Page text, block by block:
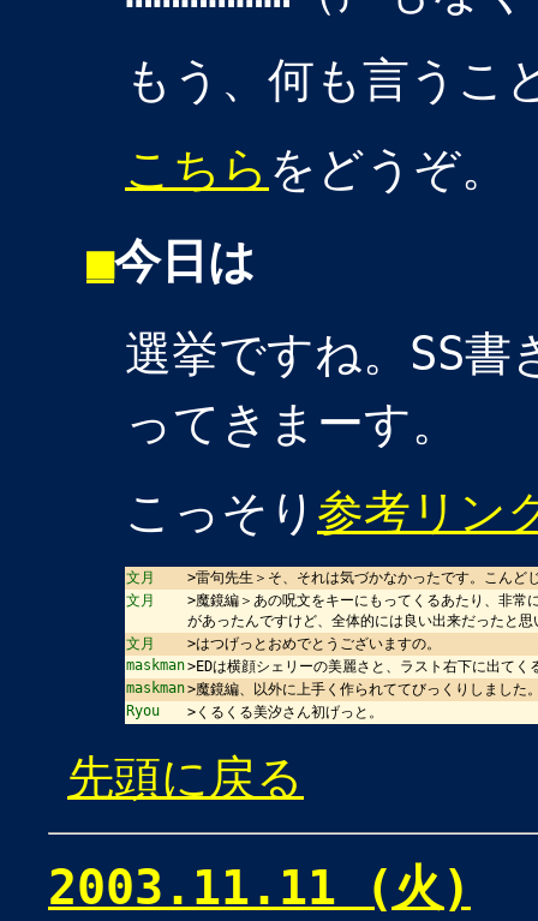
もう、何も言うこ
こちら をどうぞ
■今日は
選挙ですね。SS書
ってきまーす。
こっそり 参考リン
文月
>雷句先生＞そ、それは気づかなかったです。こんど
文月
>魔鏡編＞あの呪文をキーにもってくるあたり、非常
があったんですけど、全体的には良い出来だったと思
文月
>はつげっとおめでとうございますの。
maskman>EDは横顔シェリーの美麗さと、ラスト右下に出てく
maskman>魔鏡編、以外に上手く作られててびっくりしました
Ryou
>くるくる美汐さん初げっと。
先頭に戻る
2003.11.11 (火)